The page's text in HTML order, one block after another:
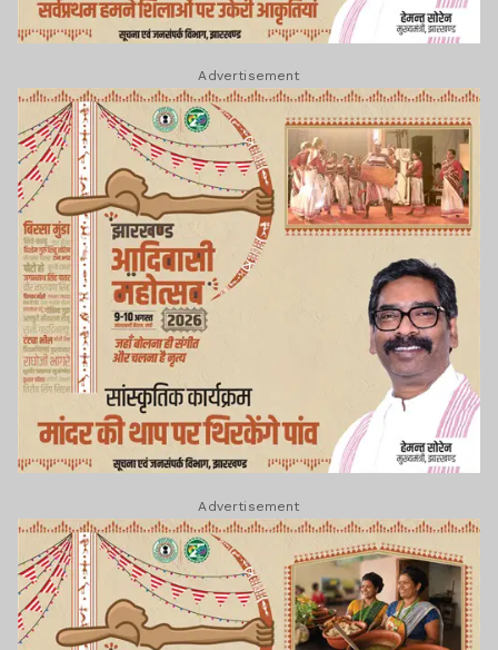
Advertisement
Advertisement